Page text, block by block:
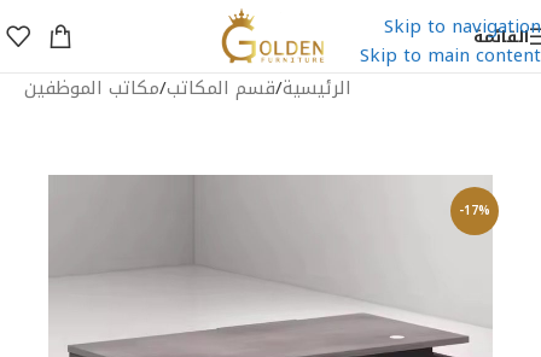
Skip to navigation
Skip to main content
القائمة
الرئيسية/قسم المكاتب/مكاتب الموظفين
-17%